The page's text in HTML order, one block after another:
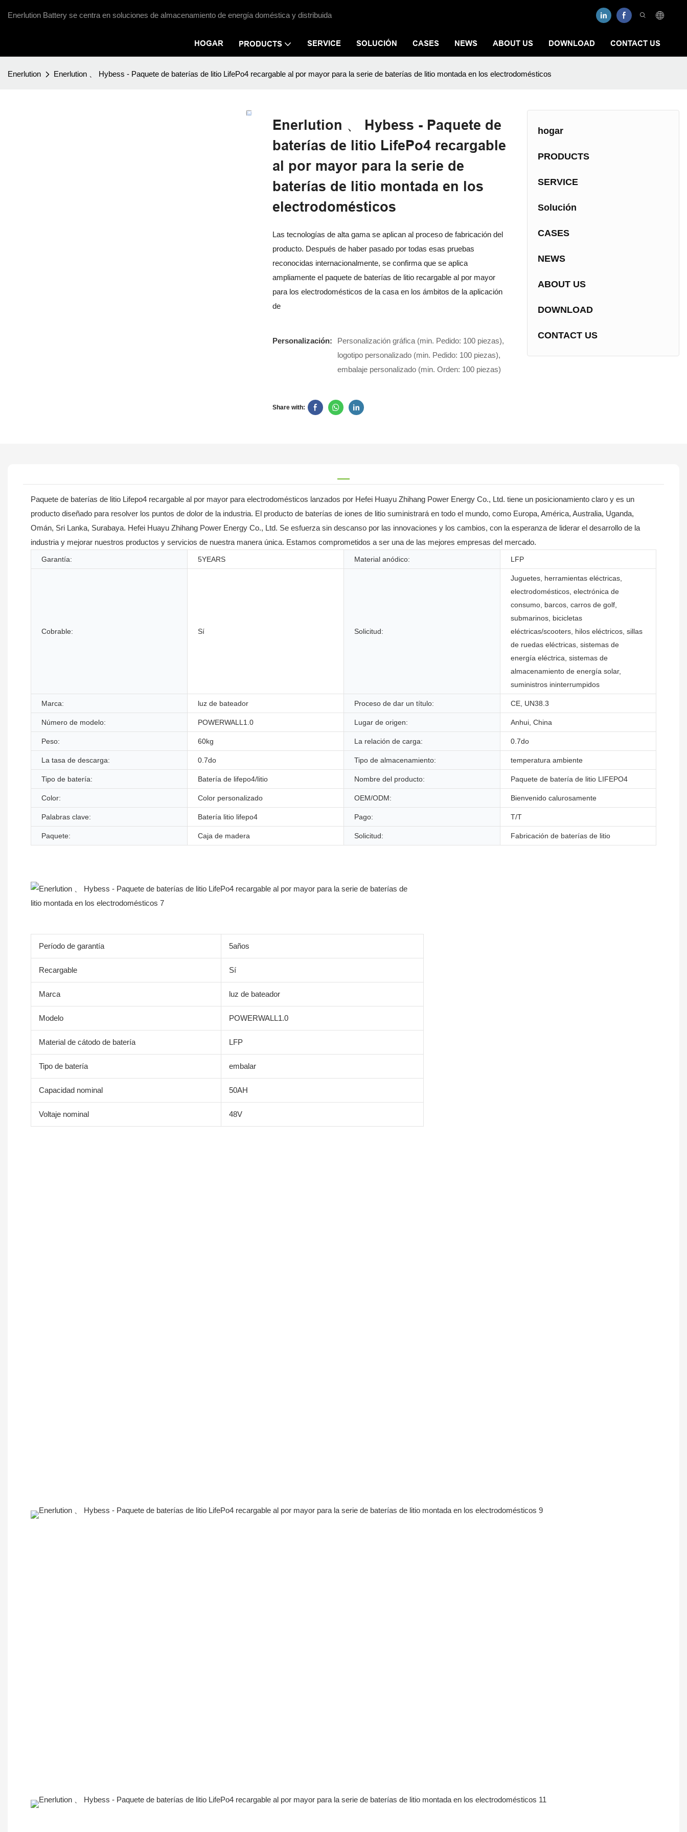
Enerlution Battery se centra en soluciones de almacenamiento de energía doméstica y distribuida
HOGAR PRODUCTS SERVICE SOLUCIÓN CASES NEWS ABOUT US DOWNLOAD CONTACT US
Enerlution Enerlution 、 Hybess - Paquete de baterías de litio LifePo4 recargable al por mayor para la serie de baterías de litio montada en los electrodomésticos
Enerlution 、 Hybess - Paquete de
baterías de litio LifePo4 recargable
al por mayor para la serie de
baterías de litio montada en los
electrodomésticos
Las tecnologías de alta gama se aplican al proceso de fabricación del
producto. Después de haber pasado por todas esas pruebas
reconocidas internacionalmente, se confirma que se aplica
ampliamente el paquete de baterías de litio recargable al por mayor
para los electrodomésticos de la casa en los ámbitos de la aplicación
de
Personalización:
Personalización gráfica (min. Pedido: 100 piezas),
logotipo personalizado (min. Pedido: 100 piezas),
embalaje personalizado (min. Orden: 100 piezas)
Share with:
hogar
PRODUCTS
SERVICE
Solución
CASES
NEWS
ABOUT US
DOWNLOAD
CONTACT US
Paquete de baterías de litio Lifepo4 recargable al por mayor para electrodomésticos lanzados por Hefei Huayu Zhihang Power Energy Co., Ltd. tiene un posicionamiento claro y es un
producto diseñado para resolver los puntos de dolor de la industria. El producto de baterías de iones de litio suministrará en todo el mundo, como Europa, América, Australia, Uganda,
Omán, Sri Lanka, Surabaya. Hefei Huayu Zhihang Power Energy Co., Ltd. Se esfuerza sin descanso por las innovaciones y los cambios, con la esperanza de liderar el desarrollo de la
industria y mejorar nuestros productos y servicios de nuestra manera única. Estamos comprometidos a ser una de las mejores empresas del mercado.
Garantía: 5YEARS Material anódico: LFP
Cobrable: Sí Solicitud:
Juguetes, herramientas eléctricas,
electrodomésticos, electrónica de
consumo, barcos, carros de golf,
submarinos, bicicletas
eléctricas/scooters, hilos eléctricos, sillas
de ruedas eléctricas, sistemas de
energía eléctrica, sistemas de
almacenamiento de energía solar,
suministros ininterrumpidos
Marca: luz de bateador Proceso de dar un título: CE, UN38.3
Número de modelo: POWERWALL1.0 Lugar de origen: Anhui, China
Peso: 60kg La relación de carga: 0.7do
La tasa de descarga: 0.7do Tipo de almacenamiento: temperatura ambiente
Tipo de batería: Batería de lifepo4/litio Nombre del producto: Paquete de batería de litio LIFEPO4
Color: Color personalizado OEM/ODM: Bienvenido calurosamente
Palabras clave: Batería litio lifepo4 Pago: T/T
Paquete: Caja de madera Solicitud: Fabricación de baterías de litio
Período de garantía 5años
Recargable Sí
Marca luz de bateador
Modelo POWERWALL1.0
Material de cátodo de batería LFP
Tipo de batería embalar
Capacidad nominal 50AH
Voltaje nominal 48V